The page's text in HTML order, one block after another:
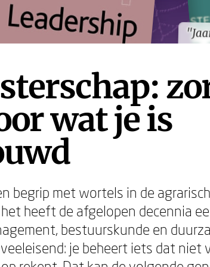
wat je is
begrip met wortels in de
heeft de afgelopen decennia
bestuurskunde en
je beheert iets dat niet